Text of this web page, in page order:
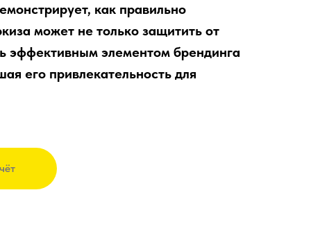
как правильно
может не только защитить от
эффективным элементом брендинга
его привлекательность для